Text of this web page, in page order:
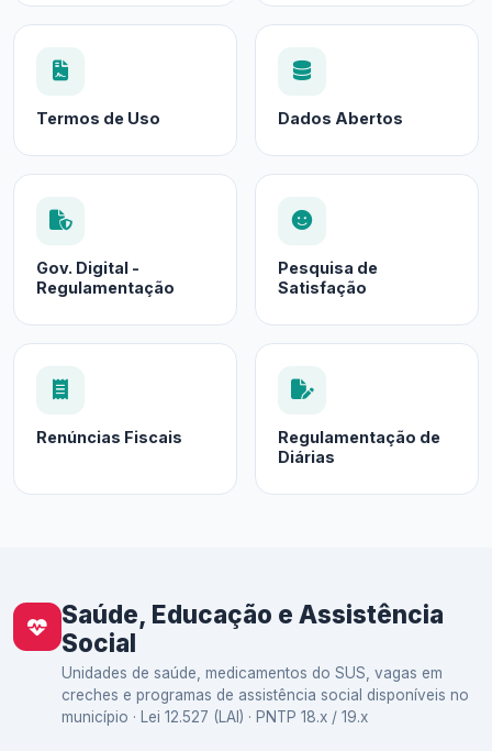
Termos de Uso Dados Abertos
Gov. Digital -
Regulamentação
Pesquisa de
Satisfação
Renúncias Fiscais
Regulamentação de
Diárias
Saúde, Educação e Assistência
Social
Unidades de saúde, medicamentos do SUS, vagas em
creches e programas de assistência social disponíveis no
município · Lei 12.527 (LAI) · PNTP 18.x / 19.x